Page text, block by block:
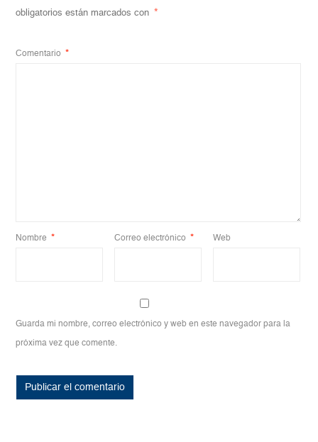
obligatorios están marcados con *
Comentario *
Nombre * Correo electrónico * Web
Guarda mi nombre, correo electrónico y web en este navegador para la
próxima vez que comente.